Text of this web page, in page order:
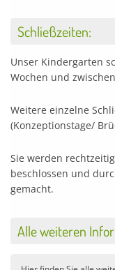
Schließzeiten:
Unser Kindergarten
Wochen und
Weitere einzelne
(Konzeptionstage/
Sie werden
beschlossen und
gemacht.
Alle weiteren